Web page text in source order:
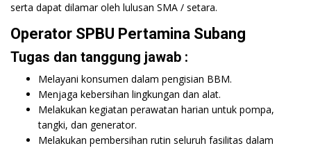
serta dapat dilamar oleh lulusan SMA / setara.
Operator SPBU Pertamina Subang
Tugas dan tanggung jawab :
Melayani konsumen dalam pengisian BBM.
Menjaga kebersihan lingkungan dan alat.
Melakukan kegiatan perawatan harian untuk pompa,
tangki, dan generator.
Melakukan pembersihan rutin seluruh fasilitas dalam